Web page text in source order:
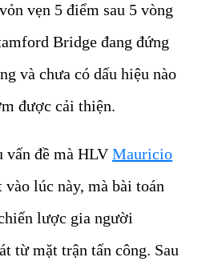
vẹn 5 điểm sau 5 vòng
Bridge đang đứng
và chưa có dấu hiệu nào
được cải thiện.
vấn đề mà HLVMauricio
lúc này, mà bài toán
lược gia người
từ mặt trận tấn công. Sau